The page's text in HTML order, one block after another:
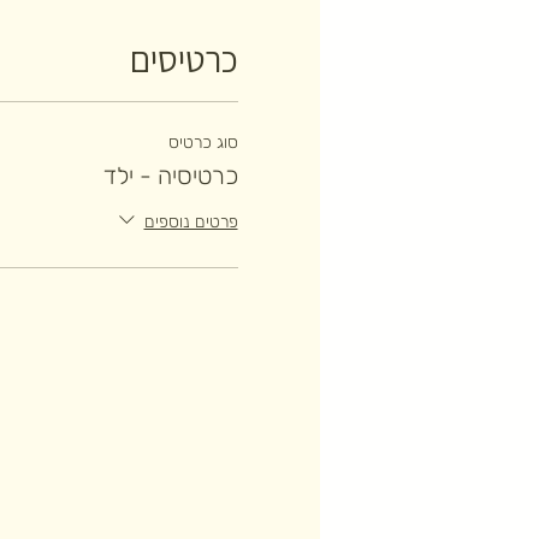
כרטיסים
סוג כרטיס
כרטיסיה - ילד
פרטים נוספים